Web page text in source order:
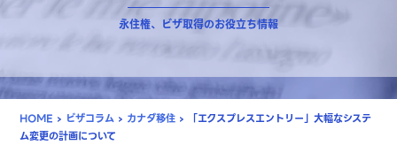
永住権、ビザ取得のお役立ち情報
HOME › ビザコラム › カナダ移住 › 「エクスプレスエントリー」大幅なシステ
ム変更の計画について